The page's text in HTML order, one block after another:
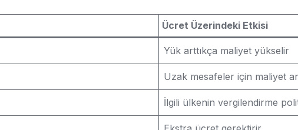
Ücret Üzerindeki Etkisi
Yük arttıkça maliyet yükselir
Uzak mesafeler için maliyet
İlgili ülkenin vergilendirme